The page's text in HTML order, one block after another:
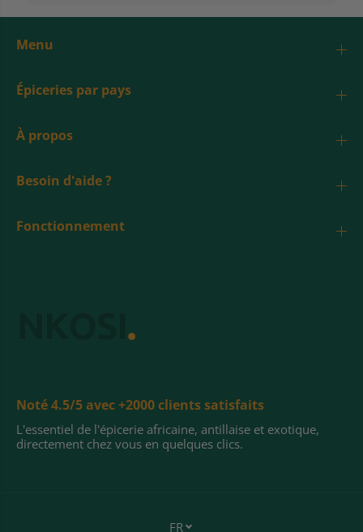
Menu
Épiceries par pays
À propos
Besoin d'aide ?
Fonctionnement
Noté 4.5/5 avec +2000 clients satisfaits
L'essentiel de l'épicerie africaine, antillaise et exotique,
directement chez vous en quelques clics.
FR